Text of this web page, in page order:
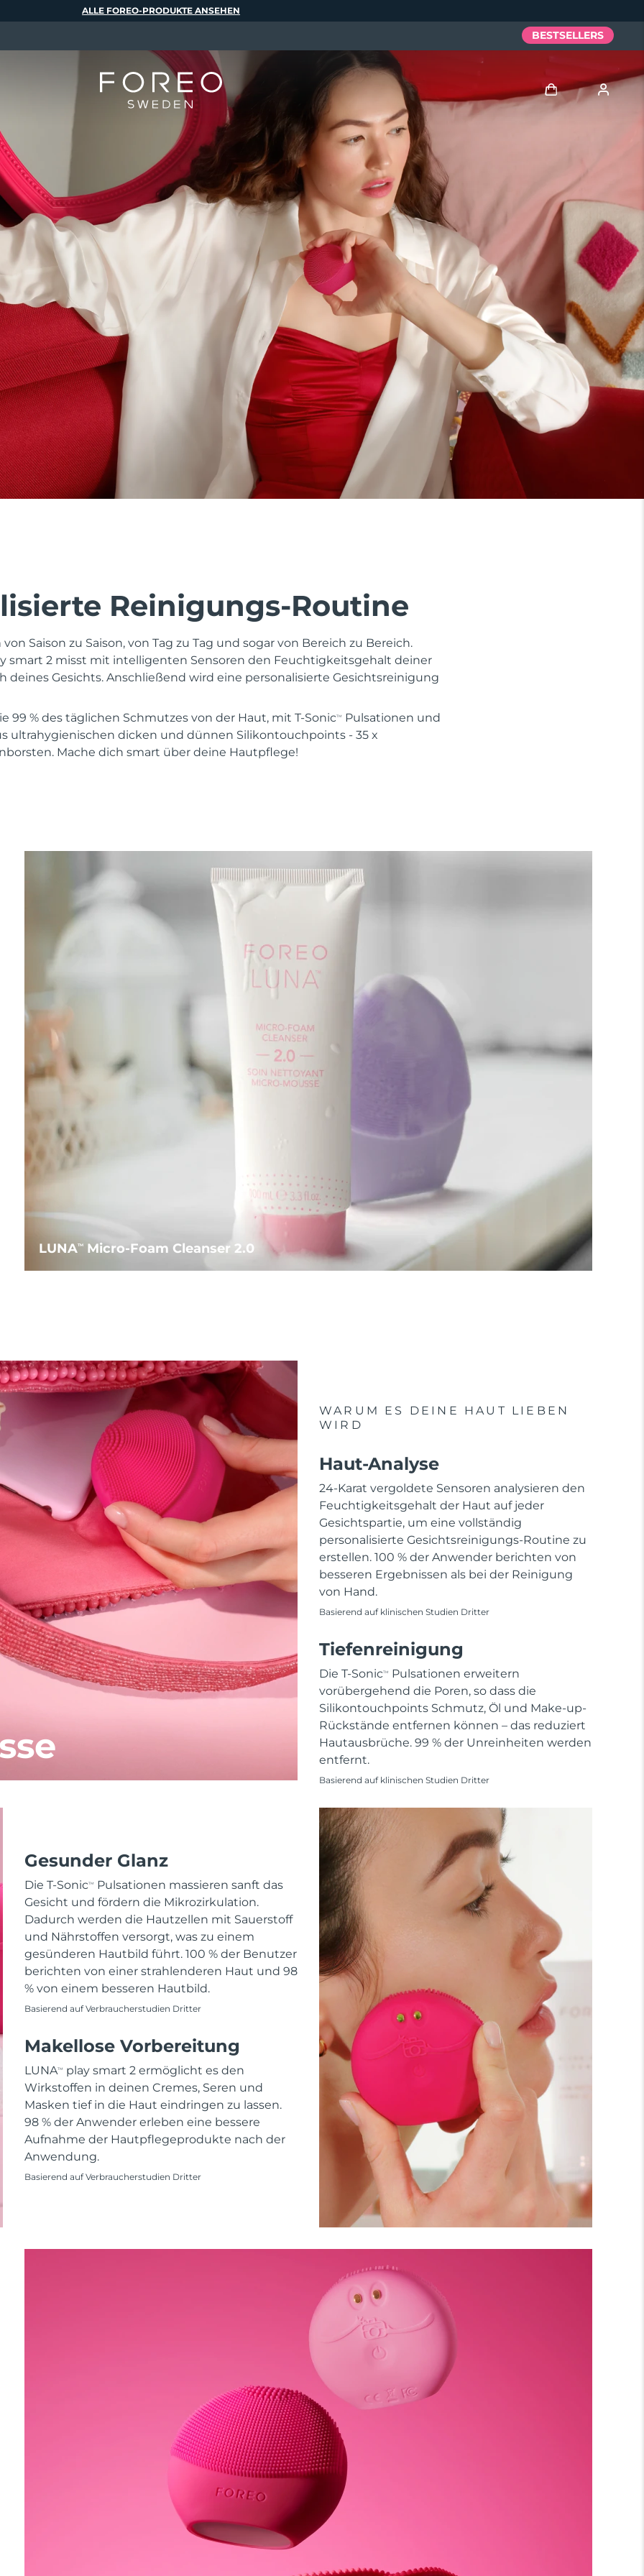
Reinigungs-Routine
Saison zu Saison, von Tag zu Tag und sogar von Bereich zu Bereich.
smart 2 misst mit intelligenten Sensoren den Feuchtigkeitsgehalt deiner
deines Gesichts. Anschließend wird eine personalisierte Gesichtsreinigung
99 % des täglichen Schmutzes von der Haut, mit T-SonicTM
Pulsationen und
ultrahygienischen dicken und dünnen Silikontouchpoints - 35 x
Mache dich smart über deine Hautpflege!
LUNATMMicro-Foam Cleanser 2.0
WARUM ES DEINE HAUT LIEBEN
WIRD
Haut-Analyse
24-Karat vergoldete Sensoren analysieren den
Feuchtigkeitsgehalt der Haut auf jeder
Gesichtspartie, um eine vollständig
personalisierte Gesichtsreinigungs-Routine zu
erstellen. 100 % der Anwender berichten von
besseren Ergebnissen als bei der Reinigung
von Hand.
Basierend auf klinischen Studien Dritter
Tiefenreinigung
Die T-SonicTM
Pulsationen erweitern
vorübergehend die Poren, so dass die
Silikontouchpoints Schmutz, Öl und Make-up-
Rückstände entfernen können – das reduziert
Hautausbrüche. 99 % der Unreinheiten werden
entfernt.
Basierend auf klinischen Studien Dritter
Gesunder Glanz
Die T-SonicTM
Pulsationen massieren sanft das
Gesicht und fördern die Mikrozirkulation.
Dadurch werden die Hautzellen mit Sauerstoff
und Nährstoffen versorgt, was zu einem
gesünderen Hautbild führt. 100 % der Benutzer
berichten von einer strahlenderen Haut und 98
% von einem besseren Hautbild.
Basierend auf Verbraucherstudien Dritter
Makellose Vorbereitung
LUNATM
play smart 2 ermöglicht es den
Wirkstoffen in deinen Cremes, Seren und
Masken tief in die Haut eindringen zu lassen.
98 % der Anwender erleben eine bessere
Aufnahme der Hautpflegeprodukte nach der
Anwendung.
Basierend auf Verbraucherstudien Dritter
ALLE FOREO-PRODUKTE ANSEHEN
BESTSELLERS
Benutzerkonto
Meine Geräte
Meine Bestellungen
Meine Adressen
Meine Abonnements